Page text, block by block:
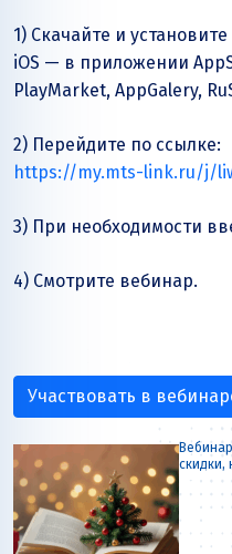
1) Скачайте и
iOS — в приложении
PlayMarket, AppGalery,
2) Перейдите по ссылке:
https://my.mts-link.ru/j/
3) При необходимости
4) Смотрите вебинар.
Участвовать в
скидки,